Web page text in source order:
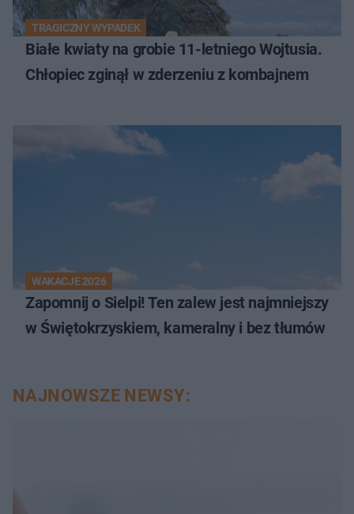
TRAGICZNY WYPADEK
Białe kwiaty na grobie 11-letniego Wojtusia.
Chłopiec zginął w zderzeniu z kombajnem
WAKACJE 2026
Zapomnij o Sielpi! Ten zalew jest najmniejszy
w Świętokrzyskiem, kameralny i bez tłumów
NAJNOWSZE NEWSY: